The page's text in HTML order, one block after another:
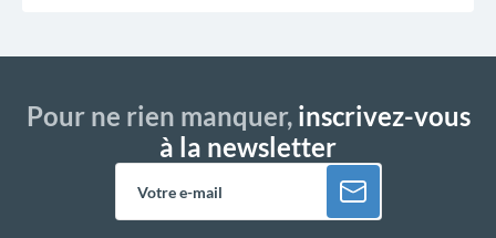
Pour ne rien manquer,inscrivez-vous
à la newsletter